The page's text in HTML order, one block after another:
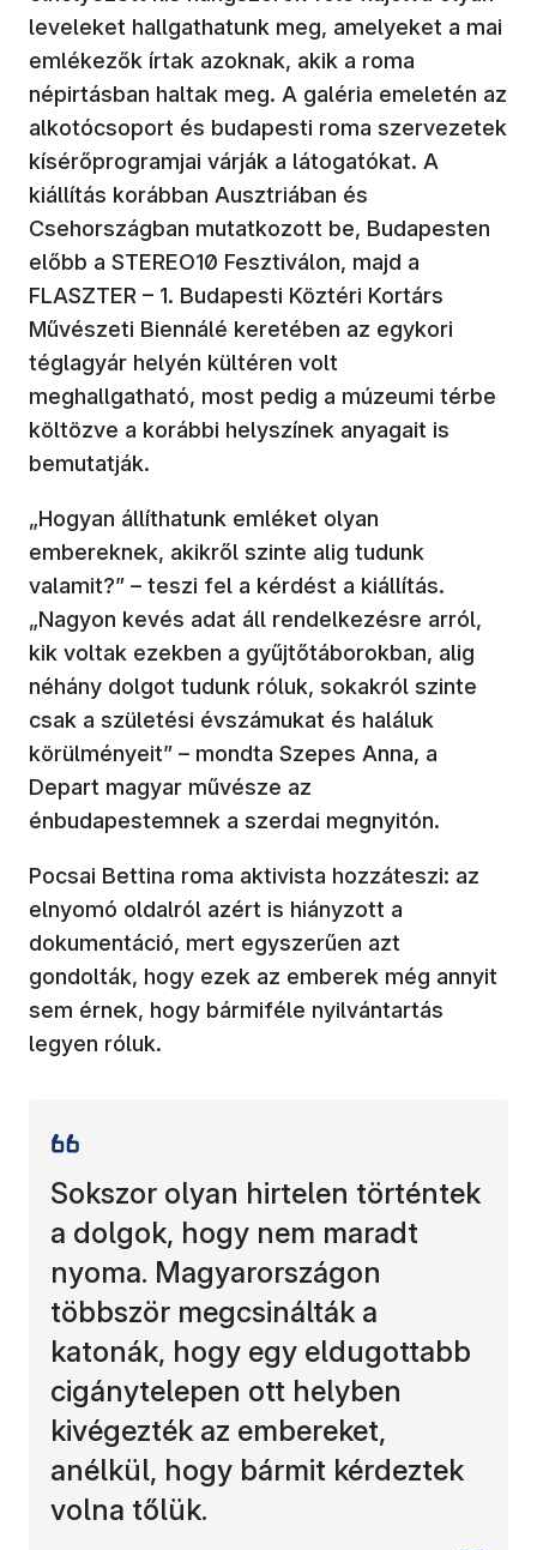
leveleket hallgathatunk meg, amelyeket a mai
emlékezők írtak azoknak, akik a roma
népirtásban haltak meg. A galéria emeletén az
alkotócsoport és budapesti roma szervezetek
kísérőprogramjai várják a látogatókat. A
kiállítás korábban Ausztriában és
Csehországban mutatkozott be, Budapesten
előbb a STEREO10 Fesztiválon, majd a
FLASZTER – 1. Budapesti Köztéri Kortárs
Művészeti Biennálé keretében az egykori
téglagyár helyén kültéren volt
meghallgatható, most pedig a múzeumi térbe
költözve a korábbi helyszínek anyagait is
bemutatják.
„Hogyan állíthatunk emléket olyan
embereknek, akikről szinte alig tudunk
valamit?” – teszi fel a kérdést a kiállítás.
„Nagyon kevés adat áll rendelkezésre arról,
kik voltak ezekben a gyűjtőtáborokban, alig
néhány dolgot tudunk róluk, sokakról szinte
csak a születési évszámukat és haláluk
körülményeit” – mondta Szepes Anna, a
Depart magyar művésze az
énbudapestemnek a szerdai megnyitón.
Pocsai Bettina roma aktivista hozzáteszi: az
elnyomó oldalról azért is hiányzott a
dokumentáció, mert egyszerűen azt
gondolták, hogy ezek az emberek még annyit
sem érnek, hogy bármiféle nyilvántartás
legyen róluk.
Sokszor olyan hirtelen történtek
a dolgok, hogy nem maradt
nyoma. Magyarországon
többször megcsinálták a
katonák, hogy egy eldugottabb
cigánytelepen ott helyben
kivégezték az embereket,
anélkül, hogy bármit kérdeztek
volna tőlük.